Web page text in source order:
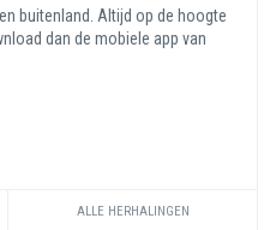
buitenland. Altijd op de hoogte
dan de mobiele app van
ALLE HERHALINGEN